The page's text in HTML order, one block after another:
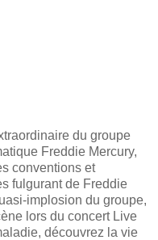
du groupe
Freddie Mercury,
conventions et
fulgurant de Freddie
implosion du groupe,
lors du concert Live
découvrez la vie